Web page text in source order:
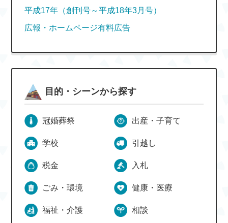
平成17年（創刊号～平成18年3月号）
広報・ホームページ有料広告
目的・シーンから探す
冠婚葬祭 出産・子育て
学校 引越し
税金 入札
ごみ・環境 健康・医療
福祉・介護 相談